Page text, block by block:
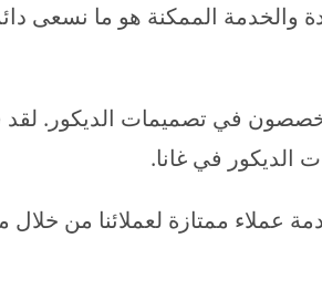
والخدمة الممكنة هو ما نسعى
في تصميمات الديكور. لقد
الديكور في غانا.
عملاء ممتازة لعملائنا من خلال